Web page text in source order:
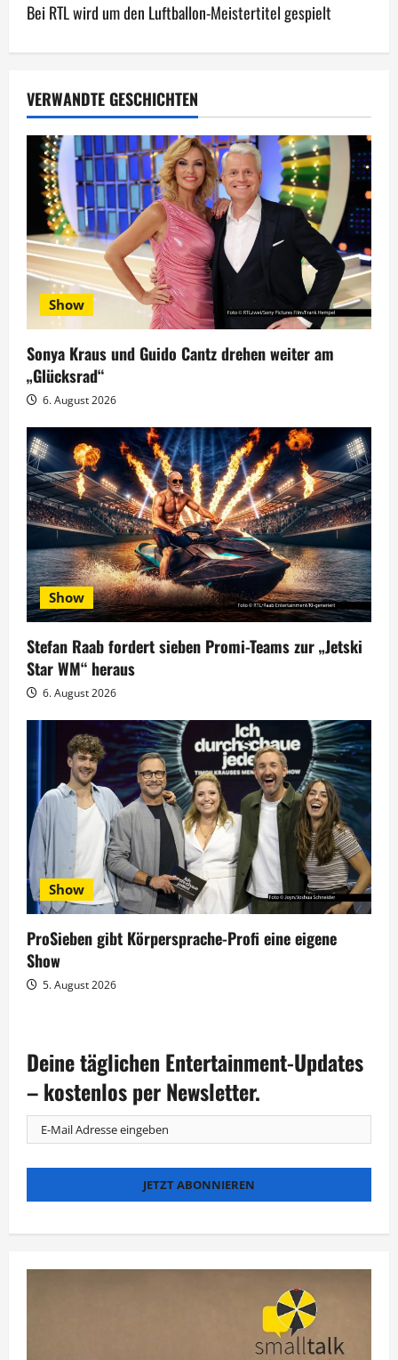
t
r
a
g
a
v
i
g
a
t
i
o
n
Bei RTL wird um den Luftballon-Meistertitel gespielt
VERWANDTE GESCHICHTEN
Show
Sonya Kraus und Guido Cantz drehen weiter am
„Glücksrad“
6. August 2026
Show
Stefan Raab fordert sieben Promi-Teams zur „Jetski
Star WM“ heraus
6. August 2026
Show
ProSieben gibt Körpersprache-Profi eine eigene
Show
5. August 2026
Deine täglichen Entertainment-Updates
– kostenlos per Newsletter.